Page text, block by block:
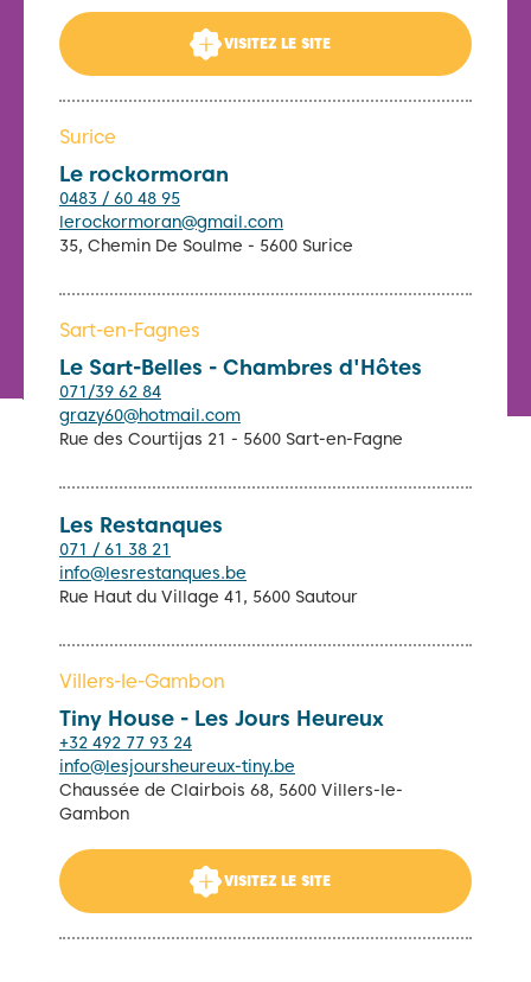
VISITEZ LE SITE
Surice
Le rockormoran
0483 / 60 48 95
lerockormoran@gmail.com
35, Chemin De Soulme - 5600 Surice
Sart-en-Fagnes
Le Sart-Belles - Chambres d'Hôtes
071/39 62 84
grazy60@hotmail.com
Rue des Courtijas 21 - 5600 Sart-en-Fagne
Les Restanques
071 / 61 38 21
info@lesrestanques.be
Rue Haut du Village 41, 5600 Sautour
Villers-le-Gambon
Tiny House - Les Jours Heureux
+32 492 77 93 24
info@lesjoursheureux-tiny.be
Chaussée de Clairbois 68, 5600 Villers-le-
Gambon
VISITEZ LE SITE